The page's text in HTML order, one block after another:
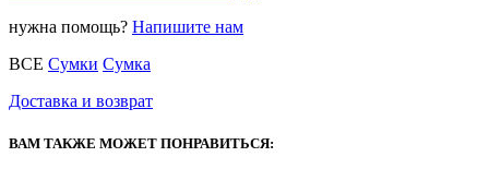
нужна помощь? Напишите нам
ВСЕ Сумки Сумка
Доставка и возврат
ВАМ ТАКЖЕ МОЖЕТ ПОНРАВИТЬСЯ: